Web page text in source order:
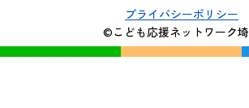
プライバシーポリシー
©こども応援ネットワーク